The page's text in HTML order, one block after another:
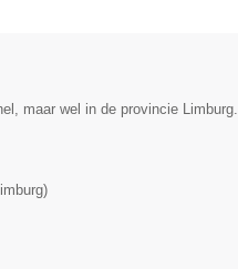
maar wel in de provincie Limburg.
)